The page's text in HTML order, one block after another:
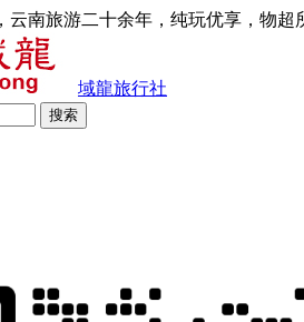
云南旅游二十余年，纯玩优享，物超
域龍旅行社
搜索